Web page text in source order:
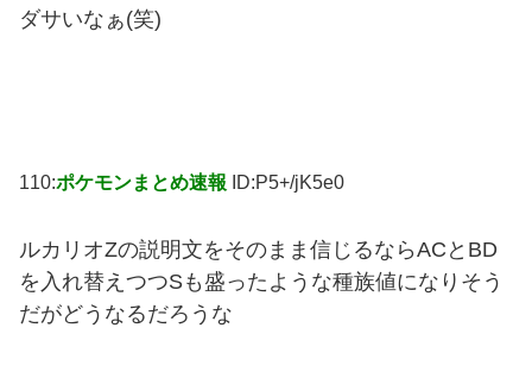
ダサいなぁ(笑)
110:ポケモンまとめ速報 ID:P5+/jK5e0
ルカリオZの説明文をそのまま信じるならACとBD
を入れ替えつつSも盛ったような種族値になりそう
だがどうなるだろうな